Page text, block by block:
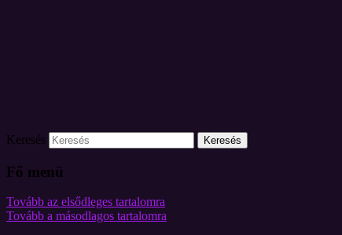
Keresés
Fő menü
Tovább az elsődleges tartalomra
Tovább a másodlagos tartalomra